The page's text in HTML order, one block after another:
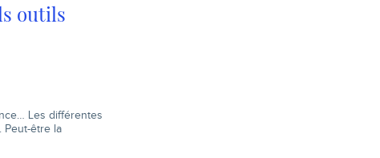
outils
Les différentes
Peut-être la